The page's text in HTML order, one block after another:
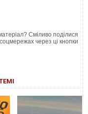
Сміливо поділися
через ці кнопки